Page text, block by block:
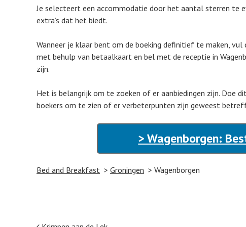
Je selecteert een accommodatie door het aantal sterren te
extra’s dat het biedt.
Wanneer je klaar bent om de boeking definitief te maken,
met behulp van betaalkaart en bel met de receptie in
zijn.
Het is belangrijk om te zoeken of er aanbiedingen zijn. Doe
boekers om te zien of er verbeterpunten zijn geweest
> Wagenborgen:
Bed and Breakfast Groningen Wagenborgen